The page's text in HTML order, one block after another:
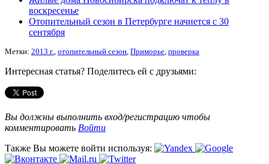
воскресенье
Отопительный сезон в Петербурге начнется с 30
сентября
Метки: 2013 г. отопительный сезон Приморье проверка
Интересная статья? Поделитесь ей с друзьями:
Вы должны выполнить вход/регистрацию чтобы
комментировать Войти
Также Вы можете войти используя: